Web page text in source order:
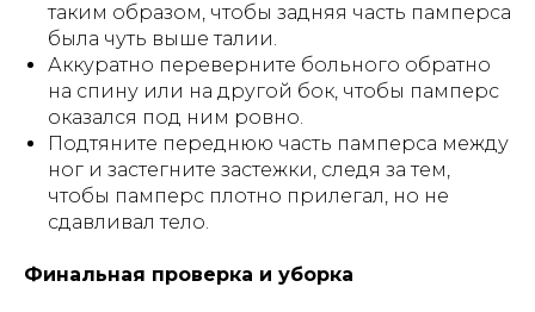
таким образом, чтобы задняя часть памперса
была чуть выше талии.
Аккуратно переверните больного обратно
на спину или на другой бок, чтобы памперс
оказался под ним ровно.
Подтяните переднюю часть памперса между
ног и застегните застежки, следя за тем,
чтобы памперс плотно прилегал, но не
сдавливал тело.
Финальная проверка и уборка